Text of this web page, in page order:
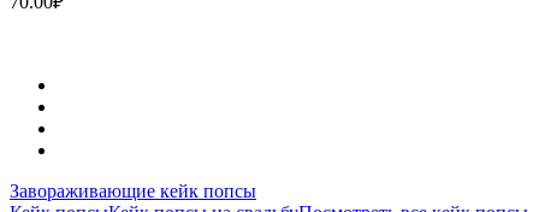
Завораживающие кейк попсы